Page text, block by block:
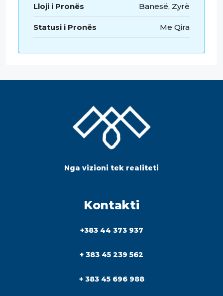
Lloji i Pronës Banesë, Zyrë
Statusi i Pronës Me Qira
Nga vizioni tek realiteti
Kontakti
+383 44 373 937
+ 383 45 239 562
+ 383 45 696 988